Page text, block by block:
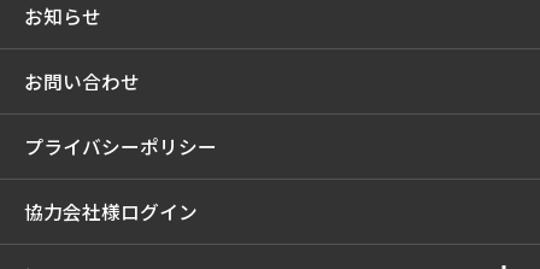
お知らせ
お問い合わせ
プライバシーポリシー
協力会社様ログイン